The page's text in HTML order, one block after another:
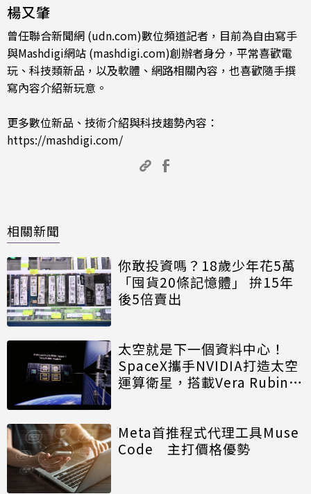
楊又肇
曾任聯合新聞網 (udn.com)數位頻道記者，目前為自由寫手
與Mashdigi網站 (mashdigi.com)創辦者身分，平常喜歡電
玩、科技類新品，以及軟體、網路相關內容，也喜歡隨手撰
寫內容介紹新玩意。
更多數位新品、技術介紹與科技趨勢內容：
https://mashdigi.com/
相關新聞
你敢投資嗎？18歲少年花5萬
「囤貨20條記憶體」 拚15年
後5倍賣出
太空就是下一個資料中心！
SpaceX攜手NVIDIA打造太空
運算衛星，搭載Vera Rubin運
Meta首推程式代理工具Muse
Code 主打價格優勢